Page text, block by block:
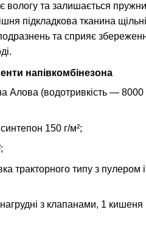
вологу та залишається
підкладкова тканина
та сприяє
напівкомбінезона
Алова (водотривкість — 8000
150 г/м²;
тракторного типу з пулером
з клапанами, 1